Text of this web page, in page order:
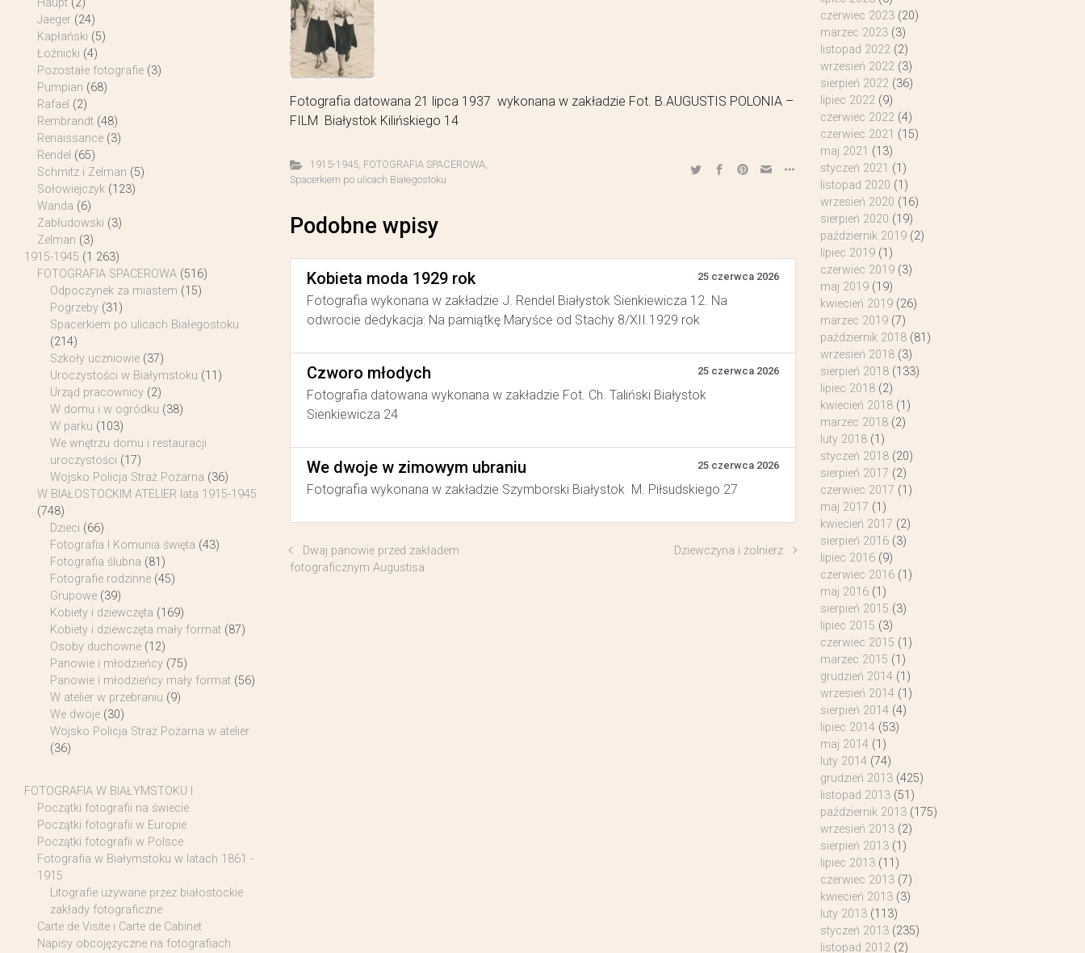
Fotografia datowana 21 lipca 1937 wykonana w zakładzie Fot. B.AUGUSTIS POLONIA –
FILM Białystok Kilińskiego 14
1915-1945, FOTOGRAFIA SPACEROWA,
Spacerkiem po ulicach Białegostoku
Podobne wpisy
Kobieta moda 1929 rok 25 czerwca 2026
Fotografia wykonana w zakładzie J. Rendel Białystok Sienkiewicza 12. Na
odwrocie dedykacja: Na pamiątkę Maryśce od Stachy 8/XII.1929 rok
Czworo młodych 25 czerwca 2026
Fotografia datowana wykonana w zakładzie Fot. Ch. Taliński Białystok
Sienkiewicza 24
We dwoje w zimowym ubraniu 25 czerwca 2026
Fotografia wykonana w zakładzie Szymborski Białystok M. Piłsudskiego 27
Dwaj panowie przed zakładem
fotograficznym Augustisa
Dziewczyna i żolnierz
Haupt (2)
Jaeger (24)
Kapłański (5)
Łoźnicki (4)
Pozostałe fotografie (3)
Pumpian (68)
Rafael (2)
Rembrandt (48)
Renaissance (3)
Rendel (65)
Schmitz i Zelman (5)
Sołowiejczyk (123)
Wanda (6)
Zabłudowski (3)
Zelman (3)
1915-1945 (1 263)
FOTOGRAFIA SPACEROWA (516)
Odpoczynek za miastem (15)
Pogrzeby (31)
Spacerkiem po ulicach Białegostoku
(214)
Szkoły uczniowie (37)
Uroczystości w Białymstoku (11)
Urząd pracownicy (2)
W domu i w ogródku (38)
W parku (103)
We wnętrzu domu i restauracji
uroczystości (17)
Wojsko Policja Straż Pożarna (36)
W BIAŁOSTOCKIM ATELIER lata 1915-1945
(748)
Dzieci (66)
Fotografia I Komunia święta (43)
Fotografia ślubna (81)
Fotografie rodzinne (45)
Grupowe (39)
Kobiety i dziewczęta (169)
Kobiety i dziewczęta mały format (87)
Osoby duchowne (12)
Panowie i młodzieńcy (75)
Panowie i młodzieńcy mały format (56)
W atelier w przebraniu (9)
We dwoje (30)
Wojsko Policja Straż Pożarna w atelier
(36)
FOTOGRAFIA W BIAŁYMSTOKU I
Początki fotografii na świecie
Początki fotografii w Europie
Początki fotografii w Polsce
Fotografia w Białymstoku w latach 1861 -
1915
Litografie używane przez białostockie
zakłady fotograficzne
Carte de Visite i Carte de Cabinet
Napisy obcojęzyczne na fotografiach
czerwiec 2023(20)
marzec 2023(3)
listopad 2022(2)
wrzesień 2022(3)
sierpień 2022(36)
lipiec 2022(9)
czerwiec 2022(4)
czerwiec 2021 (15)
maj 2021 (13)
styczeń 2021 (1)
listopad 2020 (1)
wrzesień 2020 (16)
sierpień 2020 (19)
październik 2019(2)
lipiec 2019(1)
czerwiec 2019(3)
maj 2019(19)
kwiecień 2019(26)
marzec 2019(7)
październik 2018(81)
wrzesień 2018(3)
sierpień 2018(133)
lipiec 2018(2)
kwiecień 2018(1)
marzec 2018(2)
luty 2018(1)
styczeń 2018(20)
sierpień 2017 (2)
czerwiec 2017 (1)
maj 2017 (1)
kwiecień 2017 (2)
sierpień 2016(3)
lipiec 2016(9)
czerwiec 2016(1)
maj 2016(1)
sierpień 2015 (3)
lipiec 2015 (3)
czerwiec 2015 (1)
marzec 2015 (1)
grudzień 2014(1)
wrzesień 2014(1)
sierpień 2014(4)
lipiec 2014(53)
maj 2014(1)
luty 2014(74)
grudzień 2013(425)
listopad 2013(51)
październik 2013(175)
wrzesień 2013(2)
sierpień 2013(1)
lipiec 2013(11)
czerwiec 2013(7)
kwiecień 2013(3)
luty 2013(113)
styczeń 2013(235)
listopad 2012(2)